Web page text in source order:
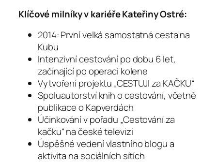
Klíčové milníky v kariéře Kateřiny Ostré:
2014: První velká samostatná cesta na
Kubu
Intenzivní cestování po dobu 6 let,
začínající po operaci kolene
Vytvoření projektu „CESTUJI za KAČKU“
Spoluautorství knih o cestování, včetně
publikace o Kapverdách
Účinkování v pořadu „Cestování za
kačku“ na české televizi
Úspěšné vedení vlastního blogu a
aktivita na sociálních sítích